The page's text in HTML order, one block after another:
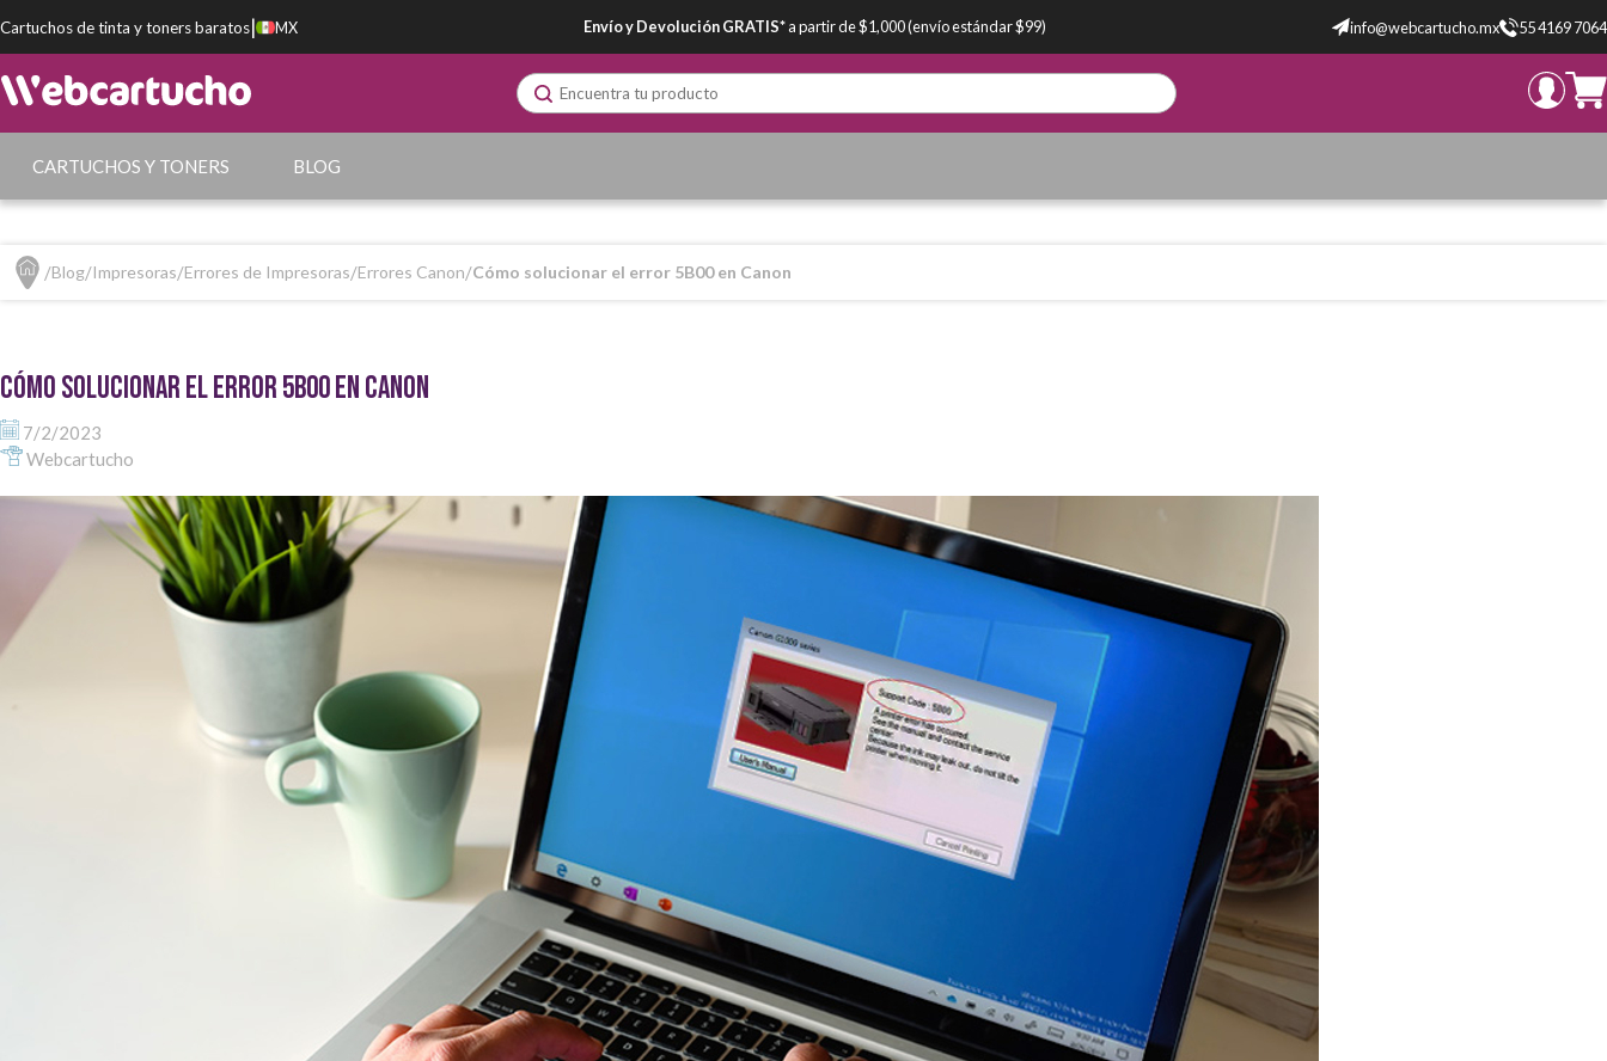
Cartuchos de tinta y toners baratos| MX Envío y Devolución GRATIS*a partir de $1,000 (envío estándar $99) info@webcartucho.mx 55 4169 7064
CARTUCHOS Y TONERS BLOG
Blog Impresoras Errores de Impresoras Errores Canon Cómo solucionar el error 5B00 en Canon
Cómo solucionar el error 5B00 en Canon
7/2/2023
Webcartucho